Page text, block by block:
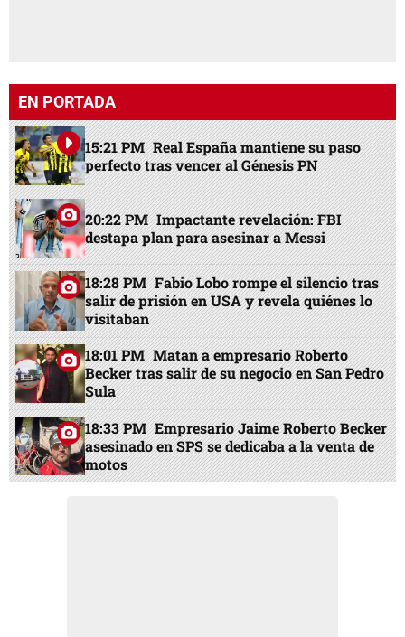
EN PORTADA
15:21 PM Real España mantiene su paso
perfecto tras vencer al Génesis PN
20:22 PM Impactante revelación: FBI
destapa plan para asesinar a Messi
18:28 PM Fabio Lobo rompe el silencio tras
salir de prisión en USA y revela quiénes lo
visitaban
18:01 PM Matan a empresario Roberto
Becker tras salir de su negocio en San Pedro
Sula
18:33 PM Empresario Jaime Roberto Becker
asesinado en SPS se dedicaba a la venta de
motos